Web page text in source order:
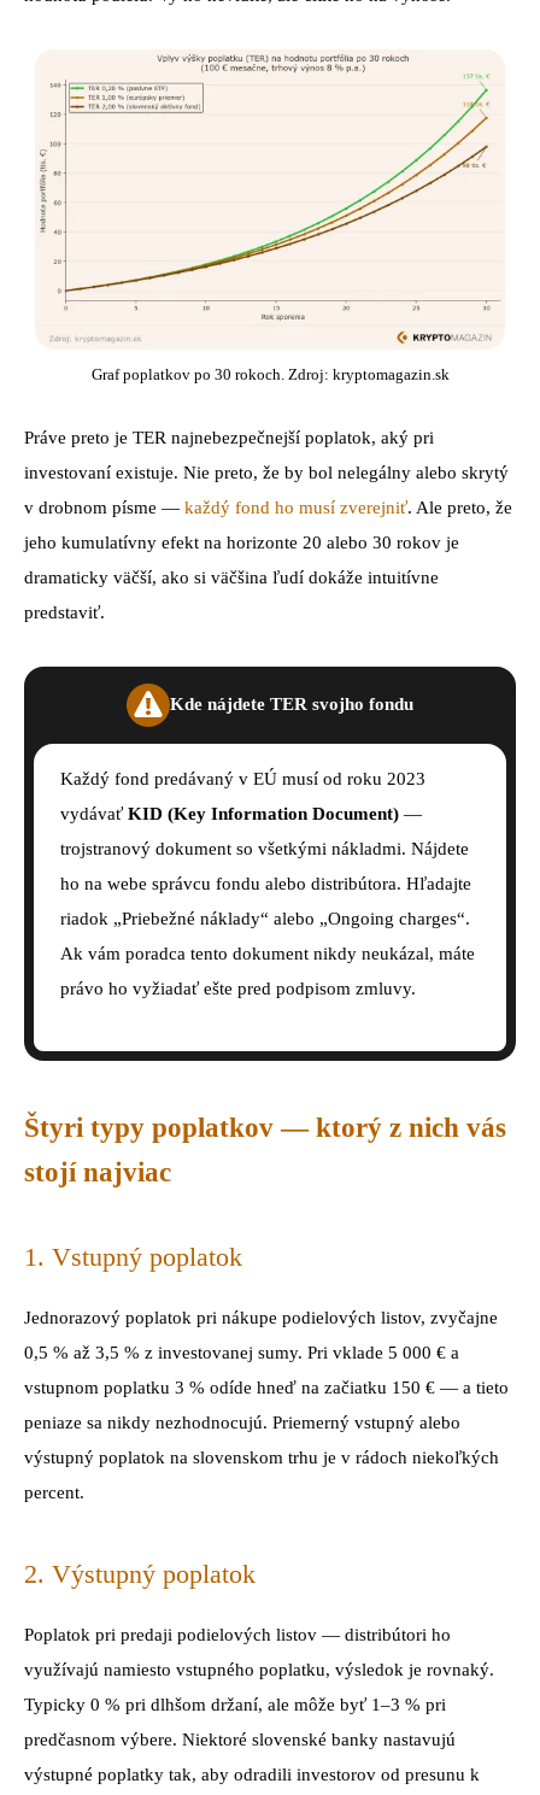
Graf poplatkov po 30 rokoch. Zdroj: kryptomagazin.sk
Práve preto je TER najnebezpečnejší poplatok, aký pri
investovaní existuje. Nie preto, že by bol nelegálny alebo skrytý
v drobnom písme — každý fond ho musí zverejniť. Ale preto, že
jeho kumulatívny efekt na horizonte 20 alebo 30 rokov je
dramaticky väčší, ako si väčšina ľudí dokáže intuitívne
predstaviť.
Kde nájdete TER svojho fondu
Každý fond predávaný v EÚ musí od roku 2023
vydávať KID (Key Information Document) —
trojstranový dokument so všetkými nákladmi. Nájdete
ho na webe správcu fondu alebo distribútora. Hľadajte
riadok „Priebežné náklady“ alebo „Ongoing charges“.
Ak vám poradca tento dokument nikdy neukázal, máte
právo ho vyžiadať ešte pred podpisom zmluvy.
Štyri typy poplatkov — ktorý z nich vás
stojí najviac
1. Vstupný poplatok
Jednorazový poplatok pri nákupe podielových listov, zvyčajne
0,5 % až 3,5 % z investovanej sumy. Pri vklade 5 000 € a
vstupnom poplatku 3 % odíde hneď na začiatku 150 € — a tieto
peniaze sa nikdy nezhodnocujú. Priemerný vstupný alebo
výstupný poplatok na slovenskom trhu je v rádoch niekoľkých
percent.
2. Výstupný poplatok
Poplatok pri predaji podielových listov — distribútori ho
využívajú namiesto vstupného poplatku, výsledok je rovnaký.
Typicky 0 % pri dlhšom držaní, ale môže byť 1–3 % pri
predčasnom výbere. Niektoré slovenské banky nastavujú
výstupné poplatky tak, aby odradili investorov od presunu k